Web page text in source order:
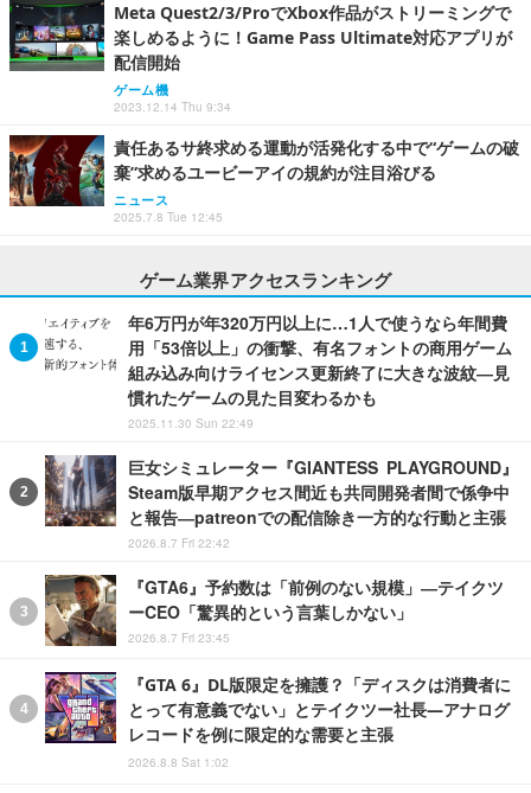
Meta Quest2/3/ProでXbox作品がストリーミングで
楽しめるように！Game Pass Ultimate対応アプリが
配信開始
ゲーム機
2023.12.14 Thu 9:34
責任あるサ終求める運動が活発化する中で“ゲームの破
棄”求めるユービーアイの規約が注目浴びる
ニュース
2025.7.8 Tue 12:45
ゲーム業界アクセスランキング
年6万円が年320万円以上に…1人で使うなら年間費
用「53倍以上」の衝撃、有名フォントの商用ゲーム
組み込み向けライセンス更新終了に大きな波紋―見
慣れたゲームの見た目変わるかも
2025.11.30 Sun 22:49
巨女シミュレーター『GIANTESS PLAYGROUND』
Steam版早期アクセス間近も共同開発者間で係争中
と報告―patreonでの配信除き一方的な行動と主張
2026.8.7 Fri 22:42
『GTA6』予約数は「前例のない規模」―テイクツ
ーCEO「驚異的という言葉しかない」
2026.8.7 Fri 23:45
『GTA 6』DL版限定を擁護？「ディスクは消費者に
とって有意義でない」とテイクツー社長―アナログ
レコードを例に限定的な需要と主張
2026.8.8 Sat 1:02